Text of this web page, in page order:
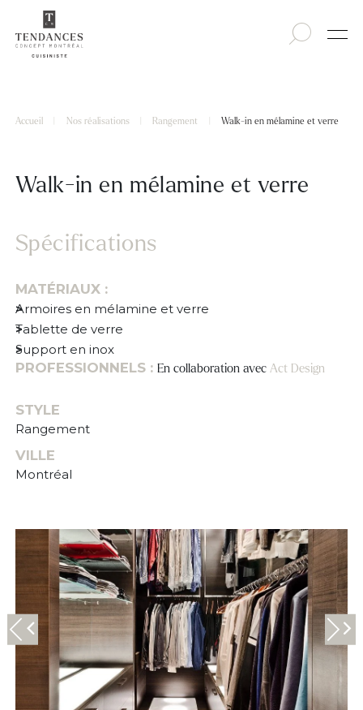
Accueil Nos réalisations Rangement Walk-in en mélamine et verre
Walk-in en mélamine et verre
Spécifications
MATÉRIAUX :
Armoires en mélamine et verre
Tablette de verre
Support en inox
PROFESSIONNELS : En collaboration avec Act Design
STYLE
Rangement
VILLE
Montréal